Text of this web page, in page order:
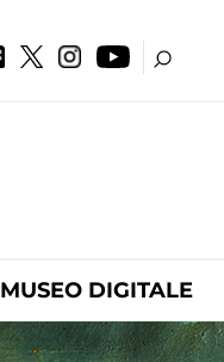
MUSEO DIGITALE